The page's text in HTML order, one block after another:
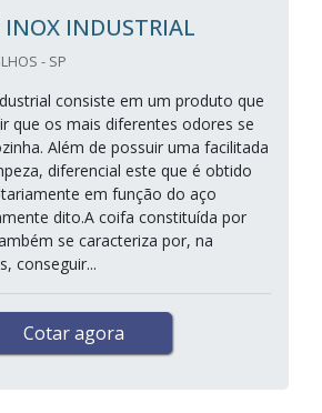
INOX INDUSTRIAL
- SP
consiste em um produto que
que os mais diferentes odores se
Além de possuir uma facilitada
diferencial este que é obtido
em função do aço
dito.A coifa constituída por
se caracteriza por, na
conseguir...
Cotar agora